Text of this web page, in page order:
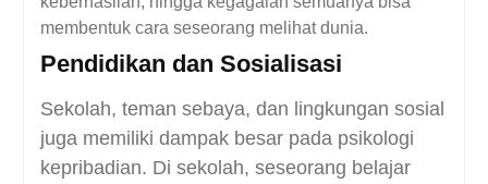
membentuk cara seseorang melihat dunia.
Pendidikan dan Sosialisasi
Sekolah, teman sebaya, dan lingkungan sosial
juga memiliki dampak besar pada psikologi
kepribadian. Di sekolah, seseorang belajar